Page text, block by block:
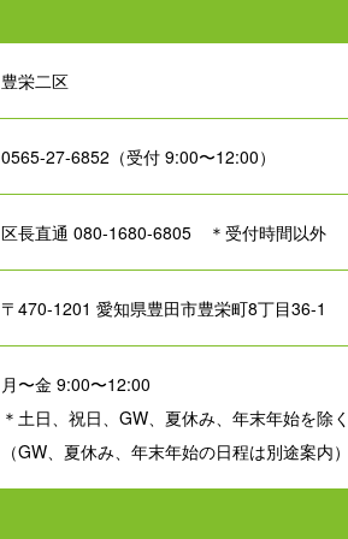
豊栄二区
0565-27-6852（受付 9:00〜12:00）
区長直通 080-1680-6805 ＊受付時間以外
〒470-1201 愛知県豊田市豊栄町8丁目36-1
月〜金 9:00〜12:00
＊土日、祝日、GW、夏休み、年末年始を除
（GW、夏休み、年末年始の日程は別途案内